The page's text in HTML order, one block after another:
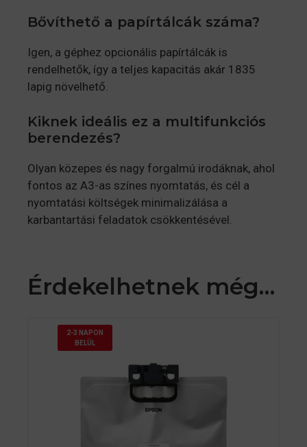
Bővíthető a papírtálcák száma?
Igen, a géphez opcionális papírtálcák is
rendelhetők, így a teljes kapacitás akár 1835
lapig növelhető.
Kiknek ideális ez a multifunkciós
berendezés?
Olyan közepes és nagy forgalmú irodáknak, ahol
fontos az A3-as színes nyomtatás, és cél a
nyomtatási költségek minimalizálása a
karbantartási feladatok csökkentésével.
Érdekelhetnek még…
2-3 NAPON
BELÜL